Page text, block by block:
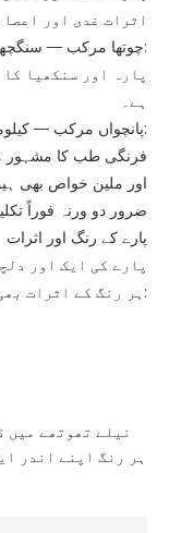
اثرات غدی اور
چوتھا مرکب — سنگچھ:
پارہ اور سنکھیا
ہے۔
پانچواں مرکب — کیلومل:
فرنگی طب کا مشہور
اور ملین خواص بھی
ضرور دو ورنہ فوراً
پارے کے رنگ اور اثرات
پارے کی ایک اور
ہر رنگ کے اثرات بھی الگ ہوتے ہیں:
نیلے تھوتھے میں
ہر رنگ اپنے اندر